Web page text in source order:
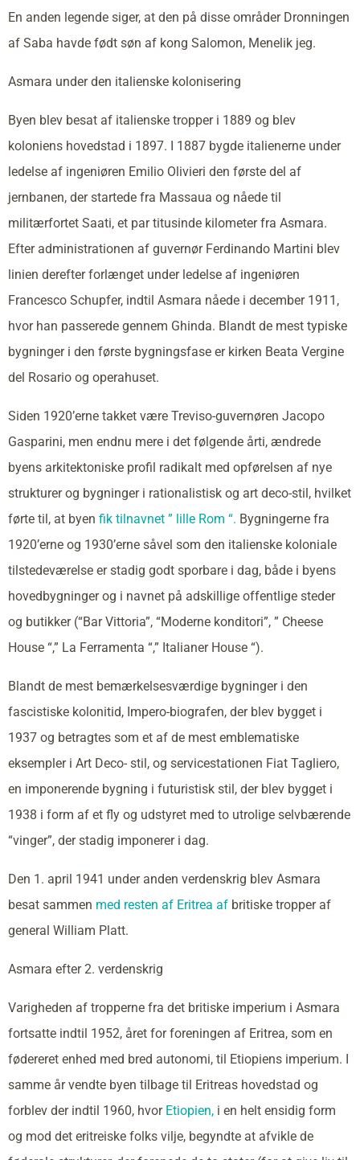
En anden legende siger, at den på disse områder Dronningen
af Saba havde født søn af kong Salomon, Menelik jeg.
Asmara under den italienske kolonisering
Byen blev besat af italienske tropper i 1889 og blev
koloniens hovedstad i 1897. I 1887 bygde italienerne under
ledelse af ingeniøren Emilio Olivieri den første del af
jernbanen, der startede fra Massaua og nåede til
militærfortet Saati, et par titusinde kilometer fra Asmara.
Efter administrationen af guvernør Ferdinando Martini blev
linien derefter forlænget under ledelse af ingeniøren
Francesco Schupfer, indtil Asmara nåede i december 1911,
hvor han passerede gennem Ghinda. Blandt de mest typiske
bygninger i den første bygningsfase er kirken Beata Vergine
del Rosario og operahuset.
Siden 1920’erne takket være Treviso-guvernøren Jacopo
Gasparini, men endnu mere i det følgende årti, ændrede
byens arkitektoniske profil radikalt med opførelsen af nye
strukturer og bygninger i rationalistisk og art deco-stil, hvilket
førte til, at byen fik tilnavnet ” lille Rom “. Bygningerne fra
1920’erne og 1930’erne såvel som den italienske koloniale
tilstedeværelse er stadig godt sporbare i dag, både i byens
hovedbygninger og i navnet på adskillige offentlige steder
og butikker (“Bar Vittoria”, “Moderne konditori”, ” Cheese
House “,” La Ferramenta “,” Italianer House “).
Blandt de mest bemærkelsesværdige bygninger i den
fascistiske kolonitid, Impero-biografen, der blev bygget i
1937 og betragtes som et af de mest emblematiske
eksempler i Art Deco- stil, og servicestationen Fiat Tagliero,
en imponerende bygning i futuristisk stil, der blev bygget i
1938 i form af et fly og udstyret med to utrolige selvbærende
“vinger”, der stadig imponerer i dag.
Den 1. april 1941 under anden verdenskrig blev Asmara
besat sammen med resten af Eritrea af britiske tropper af
general William Platt.
Asmara efter 2. verdenskrig
Varigheden af tropperne fra det britiske imperium i Asmara
fortsatte indtil 1952, året for foreningen af Eritrea, som en
fødereret enhed med bred autonomi, til Etiopiens imperium. I
samme år vendte byen tilbage til Eritreas hovedstad og
forblev der indtil 1960, hvor Etiopien, i en helt ensidig form
og mod det eritreiske folks vilje, begyndte at afvikle de